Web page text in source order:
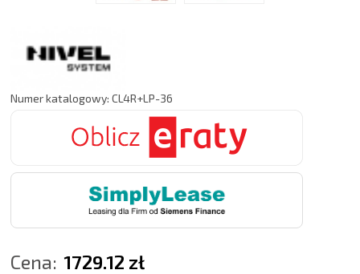
Numer katalogowy: CL4R+LP-36
Cena: 1729.12 zł